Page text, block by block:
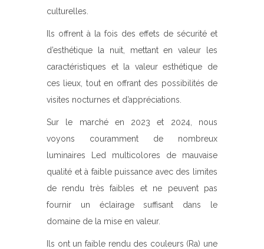
culturelles.
Ils offrent à la fois des effets de sécurité et
d’esthétique la nuit, mettant en valeur les
caractéristiques et la valeur esthétique de
ces lieux, tout en offrant des possibilités de
visites nocturnes et d’appréciations.
Sur le marché en 2023 et 2024, nous
voyons couramment de nombreux
luminaires Led multicolores de mauvaise
qualité et à faible puissance avec des limites
de rendu très faibles et ne peuvent pas
fournir un éclairage suffisant dans le
domaine de la mise en valeur.
Ils ont un faible rendu des couleurs (Ra) une